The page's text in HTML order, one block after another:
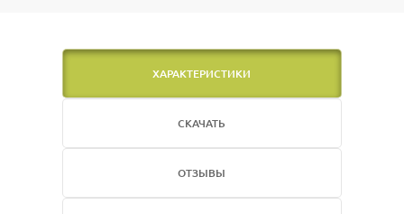
ХАРАКТЕРИСТИКИ
СКАЧАТЬ
ОТЗЫВЫ